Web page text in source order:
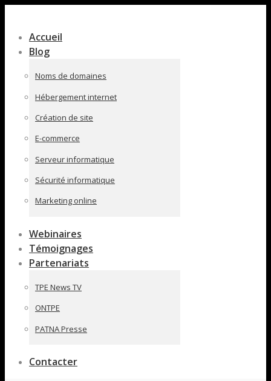
pleine
largeur
Accueil
Blog
Noms de domaines
Hébergement internet
Création de site
E-commerce
Serveur informatique
Sécurité informatique
Marketing online
Webinaires
Témoignages
Partenariats
TPE News TV
ONTPE
PATNA Presse
Contacter